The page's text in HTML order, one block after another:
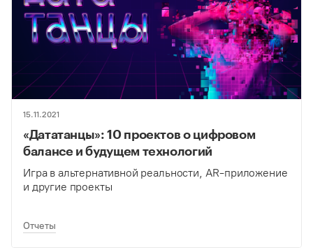
15.11.2021
«Дататанцы»: 10 проектов о цифровом
балансе и будущем технологий
Игра в альтернативной реальности, AR-приложение
и другие проекты
Отчеты